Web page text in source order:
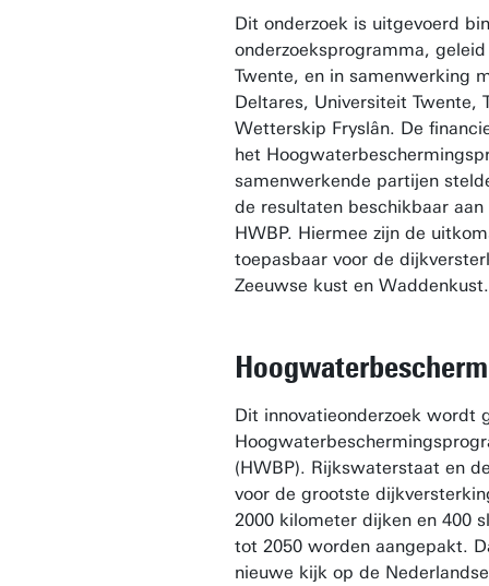
Dit onderzoek is uitgevoerd
onderzoeksprogramma,
Twente, en in samenwerking
Deltares, Universiteit Twente,
Wetterskip Fryslân. De
het
samenwerkende partijen
de resultaten beschikbaar
HWBP. Hiermee zijn de
toepasbaar voor de
Zeeuwse kust en Waddenkust.
Dit innovatieonderzoek wordt
(HWBP). Rijkswaterstaat en
voor de grootste
2000 kilometer dijken en 400
tot 2050 worden aangepakt.
nieuwe kijk op de